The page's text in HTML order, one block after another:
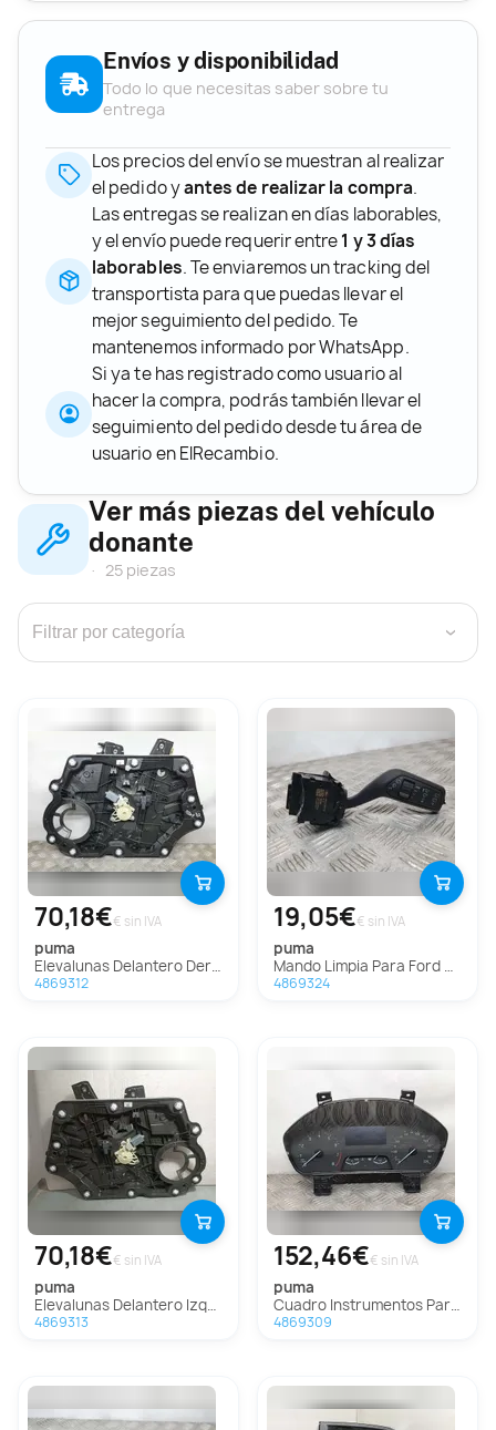
Envíos y disponibilidad
Todo lo que necesitas saber sobre tu
entrega
Los precios del envío se muestran al realizar
el pedido yantes de realizar la compra.
Las entregas se realizan en días laborables,
y el envío puede requerir entre1 y 3 días
laborables. Te enviaremos un tracking del
transportista para que puedas llevar el
mejor seguimiento del pedido. Te
mantenemos informado por WhatsApp.
Si ya te has registrado como usuario al
hacer la compra, podrás también llevar el
seguimiento del pedido desde tu área de
usuario en ElRecambio.
Ver más piezas del vehículo
donante
25 piezas
›
70,18€€ sin IVA
puma
Elevalunas Delantero Derecho Para Ford Puma
4869312
19,05€€ sin IVA
puma
Mando Limpia Para Ford Puma
4869324
70,18€€ sin IVA
puma
Elevalunas Delantero Izquierdo Para Ford Puma
4869313
152,46€€ sin IVA
puma
Cuadro Instrumentos Para Ford Puma
4869309